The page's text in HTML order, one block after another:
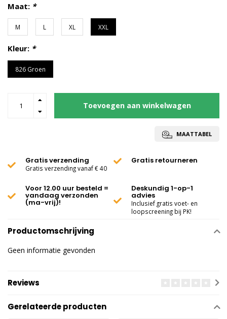
Maat: *
M L XL XXL
Kleur: *
826 Groen
Toevoegen aan winkelwagen
MAATTABEL
Gratis verzending
Gratis verzending vanaf € 40
Gratis retourneren
Voor 12.00 uur besteld =
vandaag verzonden
(ma-vrij)!
Deskundig 1-op-1
advies
Inclusief gratis voet- en
loopscreening bij PK!
Productomschrijving
Geen informatie gevonden
Reviews
Gerelateerde producten